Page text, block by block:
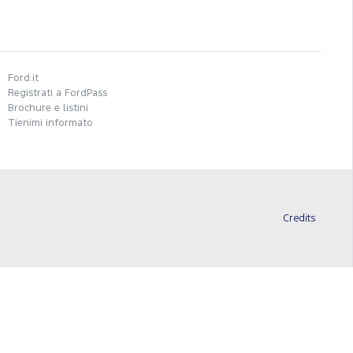
Ford.it
Registrati a FordPass
Brochure e listini
Tienimi informato
Credits